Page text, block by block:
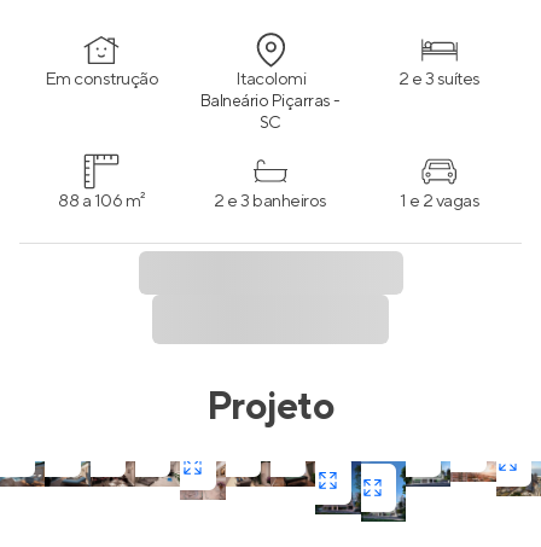
Em construção Itacolomi
Balneário Piçarras -
SC
2 e 3 suítes
88 a 106 m² 2 e 3 banheiros 1 e 2 vagas
Projeto